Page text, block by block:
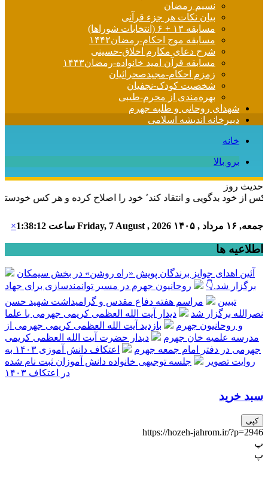
نسیم رمضان
بیان نکات هر جزء قرآنی
مسابقه ۱۳ + ۶ (انتخابات شوراها)
مسابقه موج احکام-رمضان۱۴۴۲
شرح دعای مکارم اخلاق-حسینی
مسابقه قرآن امید خانواده-رمضان۱۴۴۳
زمزم احکام-مجیدصحرائیان
شخصیت کودک-نجفیان
بهره‌مندی از محرم-طیبی
شهدای روحانی و طلبه جهرم
دبیرخانه اندیشه اسلامی
خانه
برو بالا
حدیث روز
هر کس خودستایی نماید٬ پس به تحقیق خویش را تباه نموده است.
جمعه, ۱۶ مرداد , ۱۴۰۵ Friday, 7 August , 2026 ساعت 1:38:13
×
اطلاعیه ها
آئین اهدای جوایز برندگان پویش «راه روشن» در بخش سیمکان
برگزار شد.👇
روحانیون جهرم در مسیر توانمندسازی برای جهاد
تبیین
مراسم هفته دفاع مقدس و گرامیداشت شهید حسن
نصرالله برگزار شد
دیدار آیت الله العظمی کریمی جهرمی با علما
و روحانیون جهرم
بازدید آیت الله العظمی کریمی جهرمی از
مدرسه علمیه خان جهرم
دیدار حضرت آیت الله العظمی کریمی
جهرمی در دفتر امام جمعه جهرم
اعتکاف دانش آموزی ۱۴۰۳ به
روایت تصویر
جلسه توجیهی خانواده دانش آموزان ثبت نام شده
در اعتکاف ۱۴۰۳
سبد خرید
کپی
https://hozeh-jahrom.ir/?p=2946
پ
پ